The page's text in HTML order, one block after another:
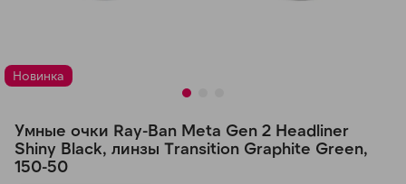
Новинка
Умные очки Ray-Ban Meta Gen 2 Headliner
Shiny Black, линзы Transition Graphite Green,
150-50
Оплачивайте сегодня только
25
% картой любого банка
Получайте товар
выбранный способом